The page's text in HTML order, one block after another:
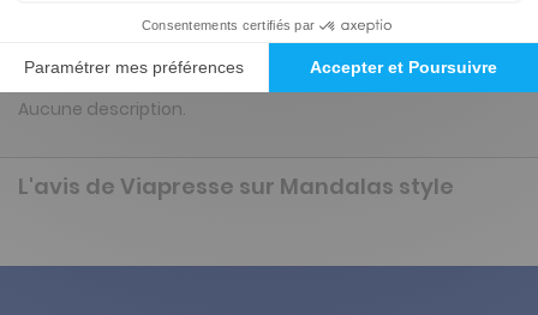
Présentation du magazine Mandalas style
Aucune description.
L'avis de Viapresse sur Mandalas style